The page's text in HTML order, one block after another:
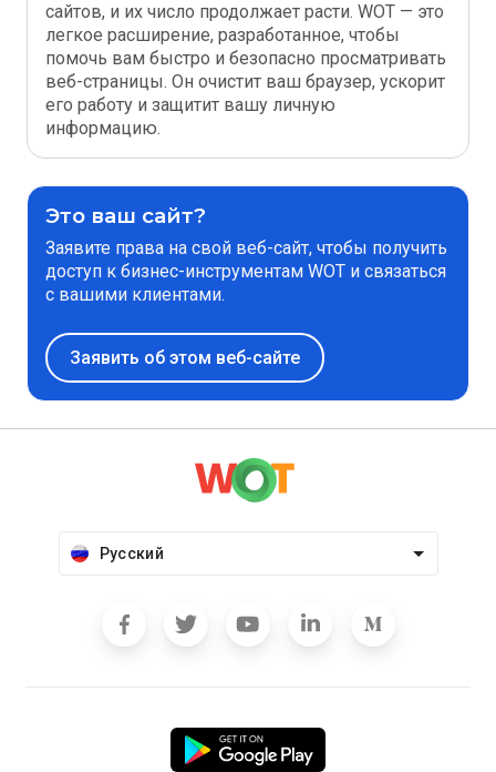
сайтов, и их число продолжает расти. WOT — это
легкое расширение, разработанное, чтобы
помочь вам быстро и безопасно просматривать
веб-страницы. Он очистит ваш браузер, ускорит
его работу и защитит вашу личную
информацию.
Это ваш сайт?
Заявите права на свой веб-сайт, чтобы получить
доступ к бизнес-инструментам WOT и связаться
с вашими клиентами.
Заявить об этом веб-сайте
Русский